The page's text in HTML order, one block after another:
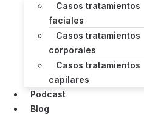
Casos tratamientos
faciales
Casos tratamientos
corporales
Casos tratamientos
capilares
Podcast
Blog